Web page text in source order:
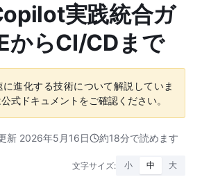
実践統合ガ
からCI/CDまで
に進化する技術について解説していま
式ドキュメントをご確認ください。
新 2026年5月16日 約18分で読めます
文字サイズ: 小 中 大